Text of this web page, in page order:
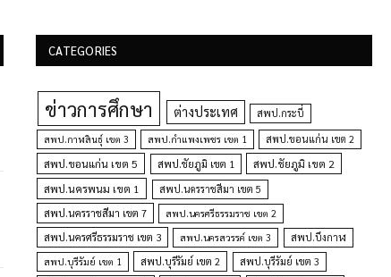
CATEGORIES
ข่าวการศึกษา ต่างประเทศ สพป.กระบี่
สพป.กาฬสินธุ์ เขต 3 สพป.กำแพงเพชร เขต 1 สพป.ขอนแก่น เขต 2
สพป.ขอนแก่น เขต 5 สพป.ชัยภูมิ เขต 1
สพป.ชัยภูมิ เขต 2
สพป.นครพนม เขต 1
สพป.นครราชสีมา เขต 5
สพป.นครราชสีมา เขต 7
สพป.นครศรีธรรมราช เขต 2
สพป.นครศรีธรรมราช เขต 3 สพป.นครสวรรค์ เขต 3
สพป.บึงกาฬ
สพป.บุรีรัมย์ เขต 1
สพป.บุรีรัมย์ เขต 2
สพป.บุรีรัมย์ เขต 3